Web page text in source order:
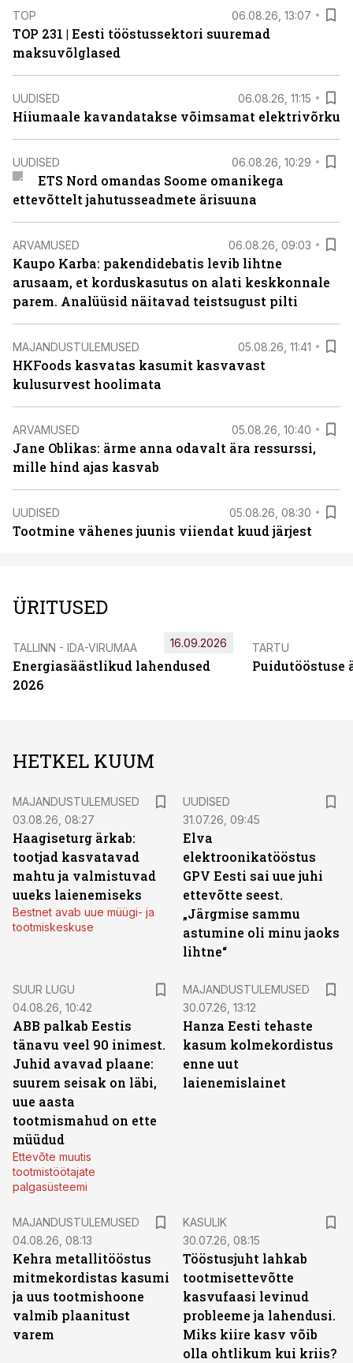
TOP 06.08.26, 13:07
TOP 231 | Eesti tööstussektori suuremad
maksuvõlglased
UUDISED 06.08.26, 11:15
Hiiumaale kavandatakse võimsamat elektrivõrku
UUDISED 06.08.26, 10:29
ETS Nord omandas Soome omanikega
ettevõttelt jahutusseadmete ärisuuna
ARVAMUSED 06.08.26, 09:03
Kaupo Karba: pakendidebatis levib lihtne
arusaam, et korduskasutus on alati keskkonnale
parem. Analüüsid näitavad teistsugust pilti
MAJANDUSTULEMUSED 05.08.26, 11:41
HKFoods kasvatas kasumit kasvavast
kulusurvest hoolimata
ARVAMUSED 05.08.26, 10:40
Jane Oblikas: ärme anna odavalt ära ressurssi,
mille hind ajas kasvab
UUDISED 05.08.26, 08:30
Tootmine vähenes juunis viiendat kuud järjest
ÜRITUSED
TALLINN - IDA-VIRUMAA
Energiasäästlikud lahendused
2026
16.09.2026 TARTU
Puidutööstuse
HETKEL KUUM
MAJANDUSTULEMUSED
03.08.26, 08:27
Haagiseturg ärkab:
tootjad kasvatavad
mahtu ja valmistuvad
uueks laienemiseks
Bestnet avab uue müügi- ja
tootmiskeskuse
UUDISED
31.07.26, 09:45
Elva
elektroonikatööstus
GPV Eesti sai uue juhi
ettevõtte seest.
„Järgmise sammu
astumine oli minu jaoks
lihtne“
SUUR LUGU
04.08.26, 10:42
ABB palkab Eestis
tänavu veel 90 inimest.
Juhid avavad plaane:
suurem seisak on läbi,
uue aasta
tootmismahud on ette
müüdud
Ettevõte muutis
tootmistöötajate
palgasüsteemi
MAJANDUSTULEMUSED
30.07.26, 13:12
Hanza Eesti tehaste
kasum kolmekordistus
enne uut
laienemislainet
MAJANDUSTULEMUSED
04.08.26, 08:13
Kehra metallitööstus
mitmekordistas kasumi
ja uus tootmishoone
valmib plaanitust
varem
KASULIK
30.07.26, 08:15
Tööstusjuht lahkab
tootmisettevõtte
kasvufaasi levinud
probleeme ja lahendusi.
Miks kiire kasv võib
olla ohtlikum kui kriis?